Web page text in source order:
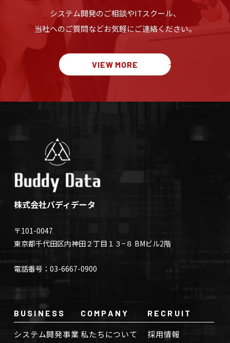
システム開発のご相談やITスクール、
当社へのご質問などお気軽にご連絡ください。
VIEW MORE
株式会社バディデータ
〒101-0047
東京都千代田区内神田２丁目１３−８ BMビル2階
電話番号：03-6667-0900
BUSINESS
システム開発事業
COMPANY
私たちについて
RECRUIT
採用情報